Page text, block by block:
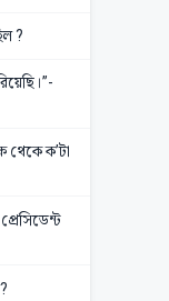
?
থেকে ক’টা